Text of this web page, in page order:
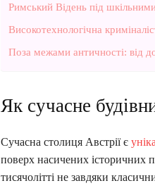
Римський Відень під
Високотехнологічна
Поза межами античності: від
Як сучасне
Сучасна столиця Австрії є
поверх насичених історичних
тисячолітті не завдяки